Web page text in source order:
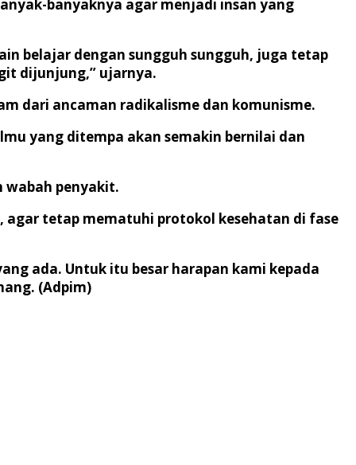
banyaknya agar menjadi insan yang
belajar dengan sungguh sungguh, juga tetap
dijunjung,” ujarnya.
dari ancaman radikalisme dan komunisme.
yang ditempa akan semakin bernilai dan
wabah penyakit.
agar tetap mematuhi protokol kesehatan di fase
ada. Untuk itu besar harapan kami kepada
(Adpim)